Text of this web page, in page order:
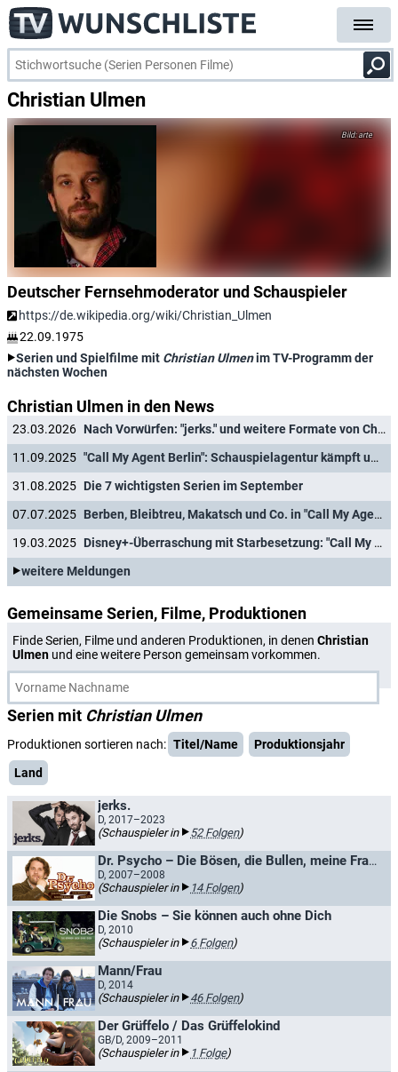
Christian Ulmen
arte
Deutscher Fernsehmoderator und Schauspieler
https://de.wikipedia.org/wiki/Christian_Ulmen
22.09.1975
Serien und Spielfilme mit Christian Ulmenim TV-Programm der
nächsten Wochen
Christian Ulmen in den News
23.03.2026
Nach Vorwürfen: "jerks." und weitere Formate von Christian Ulmen gehen offline
11.09.2025
"Call My Agent Berlin": Schauspielagentur kämpft ums Überleben
31.08.2025 Die 7 wichtigsten Serien im September
07.07.2025
Berben, Bleibtreu, Makatsch und Co. in "Call My Agent Berlin": Starttermin und Trailer für neue Disney+-Serie
19.03.2025
Disney+-Überraschung mit Starbesetzung: "Call My Agent Berlin" als deutsches Original
weitere Meldungen
Gemeinsame Serien, Filme, Produktionen
Finde Serien, Filme und anderen Produktionen, in denen Christian
Ulmen und eine weitere Person gemeinsam vorkommen.
Serien mit Christian Ulmen
Produktionen sortieren nach: Titel/Name
Produktionsjahr
Land
jerks.
D, 2017–2023
(Schauspieler in 52 Folgen)
Dr. Psycho – Die Bösen, die Bullen, meine Frau und ich
D, 2007–2008
(Schauspieler in 14 Folgen)
Die Snobs – Sie können auch ohne Dich
D, 2010
(Schauspieler in 6 Folgen)
Mann/Frau
D, 2014
(Schauspieler in 46 Folgen)
Der Grüffelo / Das Grüffelokind
GB/D, 2009–2011
(Schauspieler in 1 Folge)